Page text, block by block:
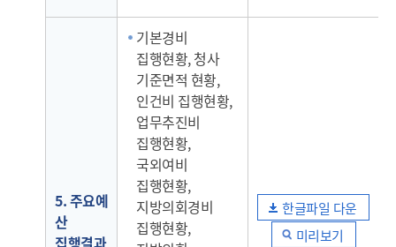
5. 주요예
산
집행결과
기본경비
집행현황, 청사
기준면적 현황,
인건비 집행현황,
업무추진비
집행현황,
국외여비
집행현황,
지방의회경비
집행현황,
한글파일 다운
미리보기